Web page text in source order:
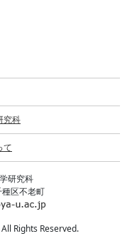
究科
て
研究科
区不老町
Rights Reserved.